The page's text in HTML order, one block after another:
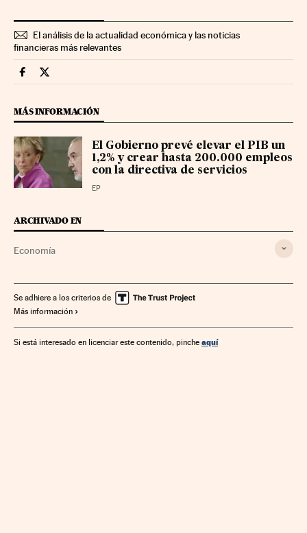
El análisis de la actualidad económica y las noticias
financieras más relevantes
Economia Cinco Días en Facebook
Economia Cinco Días en Twitter
MÁS INFORMACIÓN
El Gobierno prevé elevar el PIB un
1,2% y crear hasta 200.000 empleos
con la directiva de servicios
EP
ARCHIVADO EN
Economía
Se adhiere a los criterios de
Más información
Si está interesado en licenciar este contenido, pinche aquí